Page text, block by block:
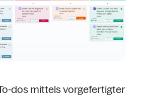
dos mittels vorgefertigter